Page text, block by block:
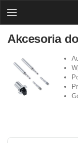
Akcesoria